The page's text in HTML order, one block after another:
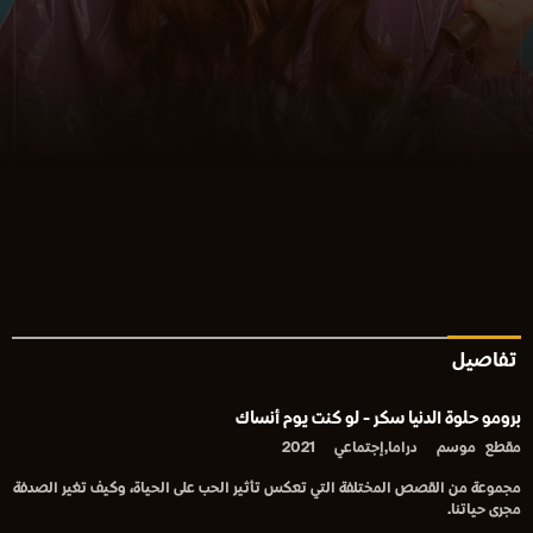
تفاصيل
برومو حلوة الدنيا سكر - لو كنت يوم أنساك
مقطع موسم دراما,إجتماعي 2021
مجموعة من القصص المختلفة التي تعكس تأثير الحب على الحياة، وكيف تغير الصدفة
مجرى حياتنا.